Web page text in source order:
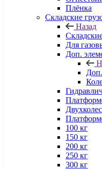
Плёнка
Складские
Назад
Для
Доп.
100 кг
150 кг
200 кг
250 кг
300 кг